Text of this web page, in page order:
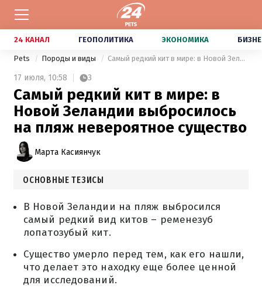
24 КАНАЛ ГЕОПОЛИТИКА ЭКОНОМИКА
Pets Породы и виды Самый редкий кит в мире: в Новой Зеландии выбросилось на пляж невероятное существо
17 июля, 10:58 3
Самый редкий кит в мире: в
Новой Зеландии выбросилось
на пляж невероятное существо
Марта Касиянчук
ОСНОВНЫЕ ТЕЗИСЫ
В Новой Зеландии на пляж выбросился
самый редкий вид китов – ременезуб
лопатозубый кит.
Существо умерло перед тем, как его нашли,
что делает это находку еще более ценной
для исследований.